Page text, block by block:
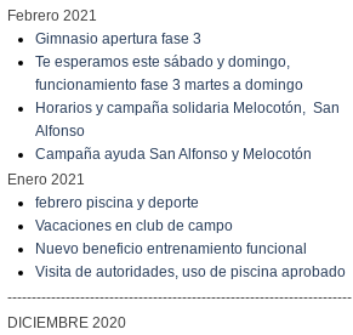
Febrero 2021
Gimnasio apertura fase 3
Te esperamos este sábado y domingo,
funcionamiento fase 3 martes a domingo
Horarios y campaña solidaria Melocotón, San
Alfonso
Campaña ayuda San Alfonso y Melocotón
Enero 2021
febrero piscina y deporte
Vacaciones en club de campo
Nuevo beneficio entrenamiento funcional
Visita de autoridades, uso de piscina aprobado
-----------------------------------------------------------------------
DICIEMBRE 2020